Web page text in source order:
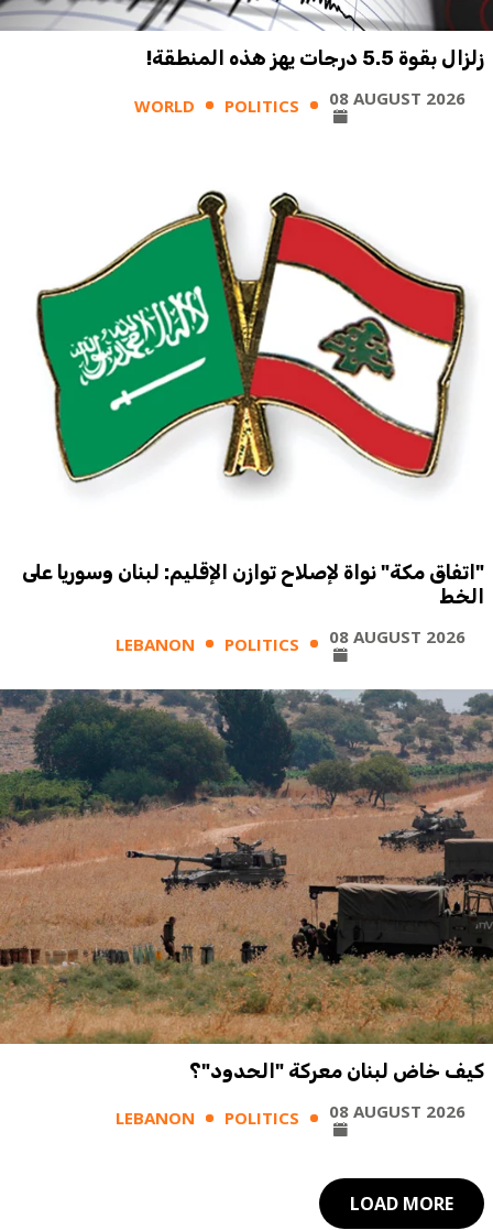
زلزال بقوة 5.5 درجات يهز هذه المنطقة!
WORLD POLITICS 08 AUGUST 2026
"اتفاق مكة" نواة لإصلاح توازن الإقليم: لبنان وسوريا على
الخط
LEBANON POLITICS 08 AUGUST 2026
كيف خاض لبنان معركة "الحدود"؟
LEBANON POLITICS 08 AUGUST 2026
LOAD MORE